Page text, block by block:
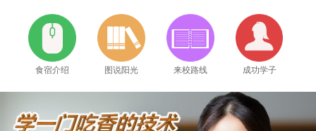
食宿介绍 图说阳光 来校路线 成功学子